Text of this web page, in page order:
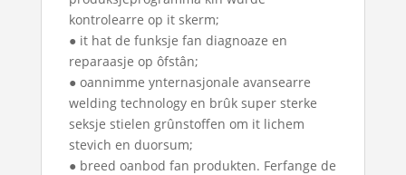
kontrolearre op it skerm;
● it hat de funksje fan diagnoaze en
reparaasje op ôfstân;
● oannimme ynternasjonale avansearre
welding technology en brûk super sterke
seksje stielen grûnstoffen om it lichem
stevich en duorsum;
● breed oanbod fan produkten. Ferfange de